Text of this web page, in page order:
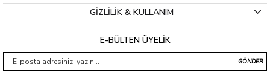
GİZLİLİK & KULLANIM
E-BÜLTEN ÜYELİK
GÖNDER